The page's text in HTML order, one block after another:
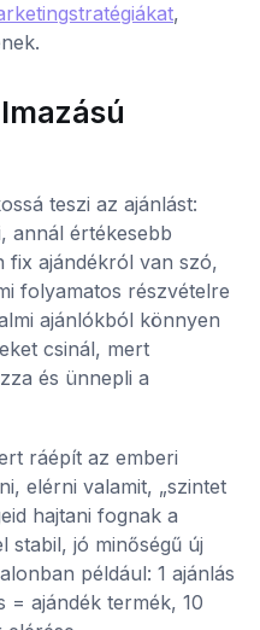
,
teszi az ajánlást:
annál értékesebb
fix ajándékról van szó,
folyamatos részvételre
ajánlókból könnyen
csinál, mert
és ünnepli a
ráépít az emberi
elérni valamit, „szintet
hajtani fognak a
stabil, jó minőségű új
például: 1 ajánlás
= ajándék termék, 10